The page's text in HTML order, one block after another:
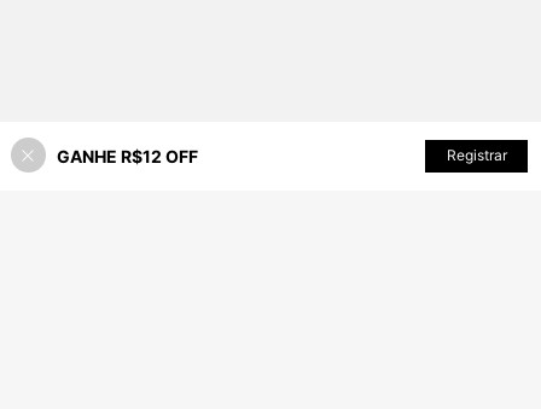
ADICIONAR AO CARRINHO
GANHE R$12 OFF Registrar